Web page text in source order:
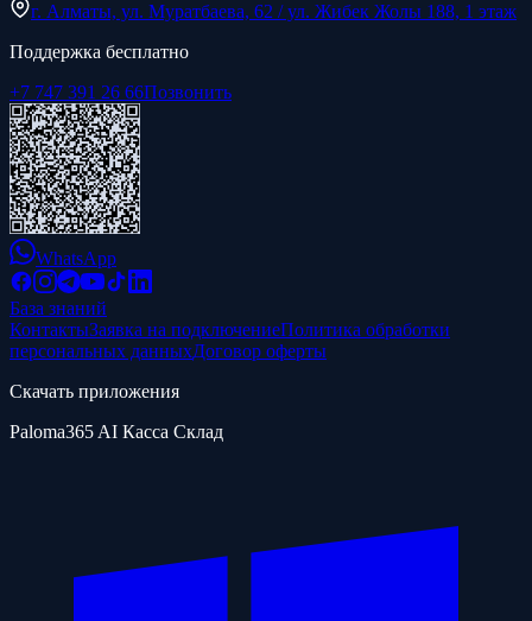
г. Алматы, ул. Муратбаева, 62 / ул. Жибек Жолы 188, 1 этаж
Поддержка бесплатно
+7 747 391 26 66Позвонить
WhatsApp
База знаний
КонтактыЗаявка на подключениеПолитика обработки
персональных данныхДоговор оферты
Скачать приложения
Paloma365 AI Касса Склад